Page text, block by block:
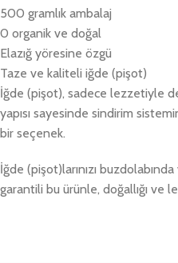
500 gramlık ambalaj
0 organik ve doğal
Elazığ yöresine özgü
Taze ve kaliteli iğde (pişot)
İğde (pişot), sadece lezzetiyle
yapısı sayesinde sindirim
bir seçenek.
İğde (pişot)larınızı
garantili bu ürünle, doğallığı ve